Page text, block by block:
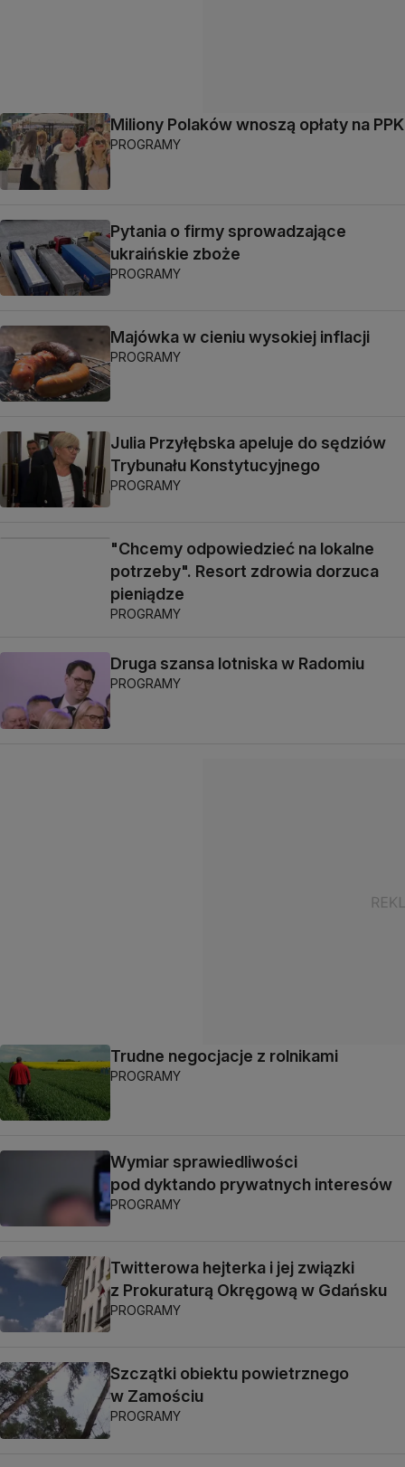
Miliony Polaków wnoszą opłaty na PPK
PROGRAMY
Pytania o firmy sprowadzające
ukraińskie zboże
PROGRAMY
Majówka w cieniu wysokiej inflacji
PROGRAMY
Julia Przyłębska apeluje do sędziów
Trybunału Konstytucyjnego
PROGRAMY
"Chcemy odpowiedzieć na lokalne
potrzeby". Resort zdrowia dorzuca
pieniądze
PROGRAMY
Druga szansa lotniska w Radomiu
PROGRAMY
Trudne negocjacje z rolnikami
PROGRAMY
Wymiar sprawiedliwości
pod dyktando prywatnych interesów
PROGRAMY
Twitterowa hejterka i jej związki
z Prokuraturą Okręgową w Gdańsku
PROGRAMY
Szczątki obiektu powietrznego
w Zamościu
PROGRAMY